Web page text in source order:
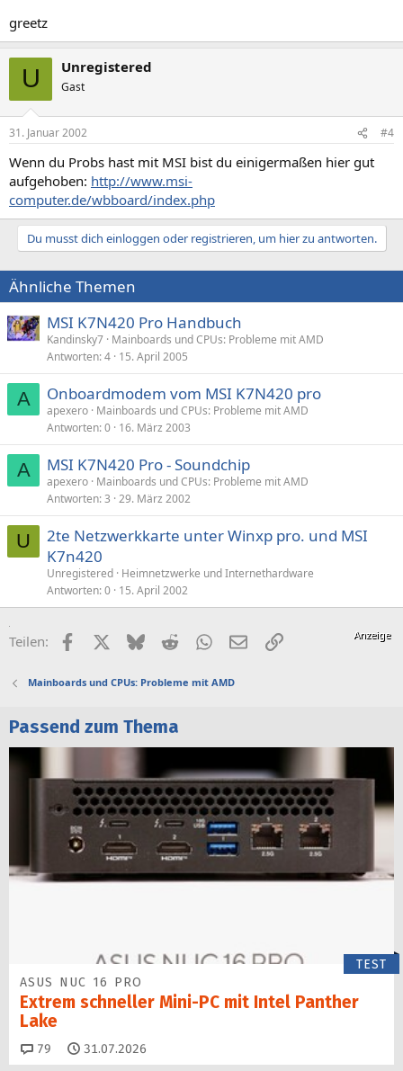
greetz
U Unregistered
Gast
31. Januar 2002 #4
Wenn du Probs hast mit MSI bist du einigermaßen hier gut
aufgehoben: http://www.msi-
computer.de/wbboard/index.php
Du musst dich einloggen oder registrieren, um hier zu antworten.
Ähnliche Themen
MSI K7N420 Pro Handbuch
Kandinsky7 Mainboards und CPUs: Probleme mit AMD
Antworten 4 15. April 2005
A Onboardmodem vom MSI K7N420 pro
apexero Mainboards und CPUs: Probleme mit AMD
Antworten 0 16. März 2003
A MSI K7N420 Pro - Soundchip
apexero Mainboards und CPUs: Probleme mit AMD
Antworten 3 29. März 2002
U
2te Netzwerkkarte unter Winxp pro. und MSI
K7n420
Unregistered Heimnetzwerke und Internethardware
Antworten 0 15. April 2002
Teilen: FacebookX (Twitter)
BlueskyRedditWhatsApp
E-MailLink
Mainboards und CPUs: Probleme mit AMD
Passend zum Thema
TEST
ASUS NUC 16 PRO
Extrem schneller Mini-PC mit Intel Panther
Lake
79 Kommentare
31.07.2026